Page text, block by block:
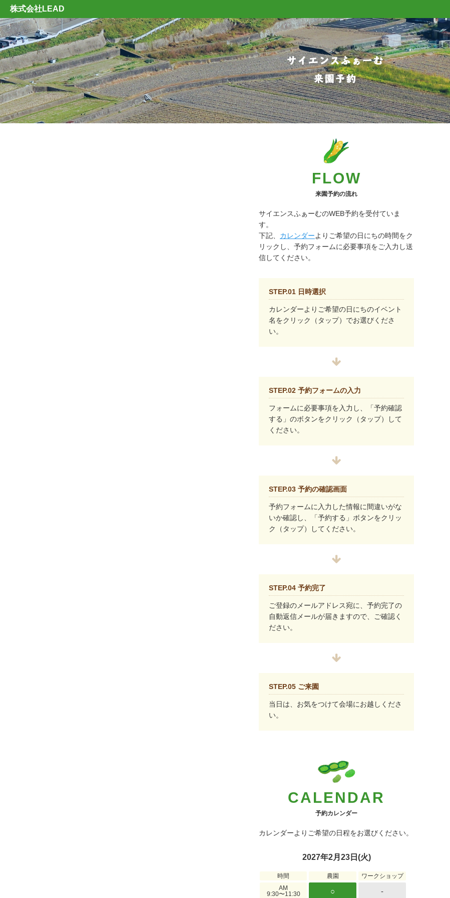
株式会社LEAD
FLOW
来園予約の流れ
サイエンスふぁーむのWEB予約を受付ていま
す。
下記、 カレンダーよりご希望の日にちの時間をク
リックし、予約フォームに必要事項をご入力し送
信してください。
STEP.01 日時選択
カレンダーよりご希望の日にちのイベント
名をクリック（タップ）でお選びくださ
い。
STEP.02 予約フォームの入力
フォームに必要事項を入力し、「予約確認
する」のボタンをクリック（タップ）して
ください。
STEP.03 予約の確認画面
予約フォームに入力した情報に間違いがな
いか確認し、「予約する」ボタンをクリッ
ク（タップ）してください。
STEP.04 予約完了
ご登録のメールアドレス宛に、予約完了の
自動返信メールが届きますので、ご確認く
ださい。
STEP.05 ご来園
当日は、お気をつけて会場にお越しくださ
い。
CALENDAR
予約カレンダー
カレンダーよりご希望の日程をお選びください。
2027年2月23日(火)
時間 農園
ワークショップ
AM
9:30〜11:30
○ -